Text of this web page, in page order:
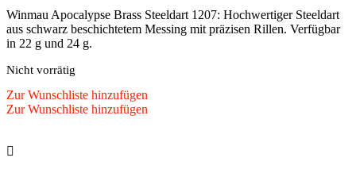
Winmau Apocalypse Brass Steeldart 1207: Hochwertiger Steeldart
aus schwarz beschichtetem Messing mit präzisen Rillen. Verfügbar
in 22 g und 24 g.
Nicht vorrätig
Zur Wunschliste hinzufügen
Zur Wunschliste hinzufügen
